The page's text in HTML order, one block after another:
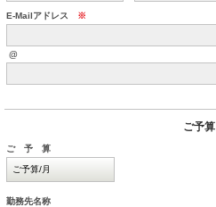
E-Mailアドレス ※
@
ご予算
ご 予 算
勤務先名称